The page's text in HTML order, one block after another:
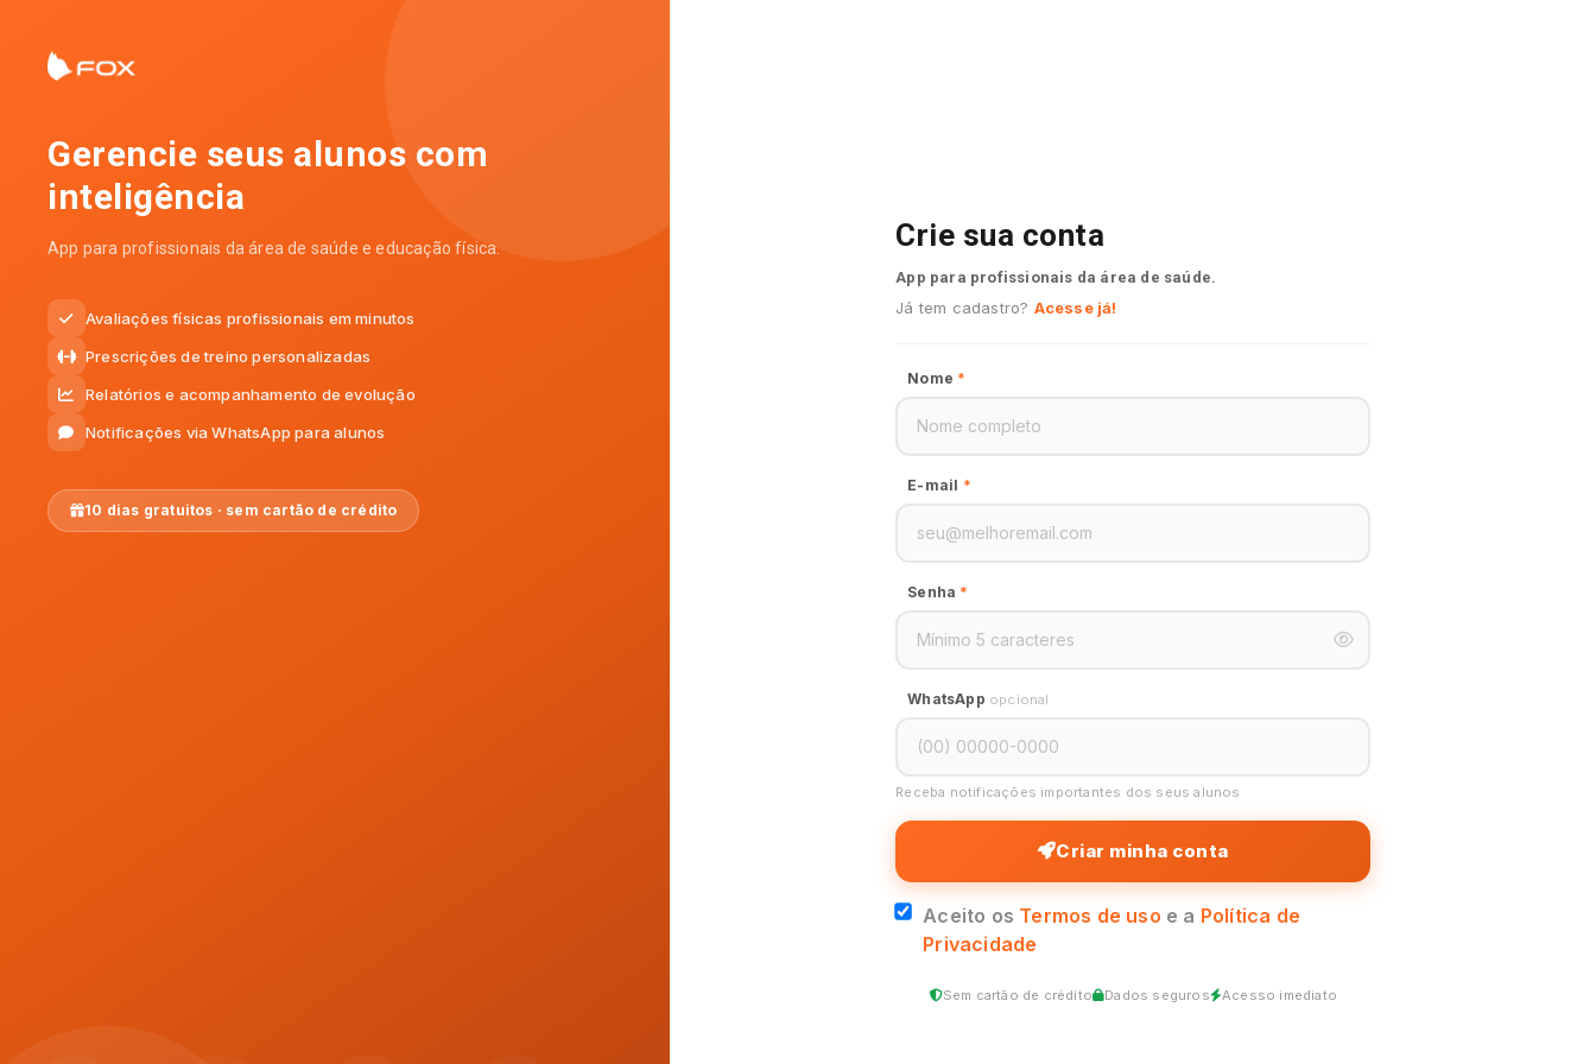
Gerencie seus alunos com
inteligência
App para profissionais da área de saúde e educação física.
Avaliações físicas profissionais em minutos
Prescrições de treino personalizadas
Relatórios e acompanhamento de evolução
Notificações via WhatsApp para alunos
10 dias gratuitos · sem cartão de crédito
Crie sua conta
App para profissionais da área de saúde.
Já tem cadastro? Acesse já!
Nome *
E-mail *
Senha *
WhatsApp opcional
Receba notificações importantes dos seus alunos
Criar minha conta
Aceito os Termos de uso e a Política de
Privacidade
Sem cartão de crédito Dados seguros Acesso imediato